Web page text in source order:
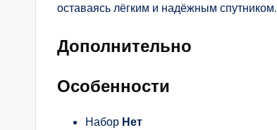
оставаясь лёгким и надёжным спутником.
Дополнительно
Особенности
Набор Нет